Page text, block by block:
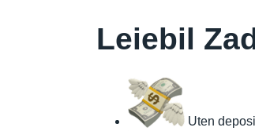
Leiebil
Uten